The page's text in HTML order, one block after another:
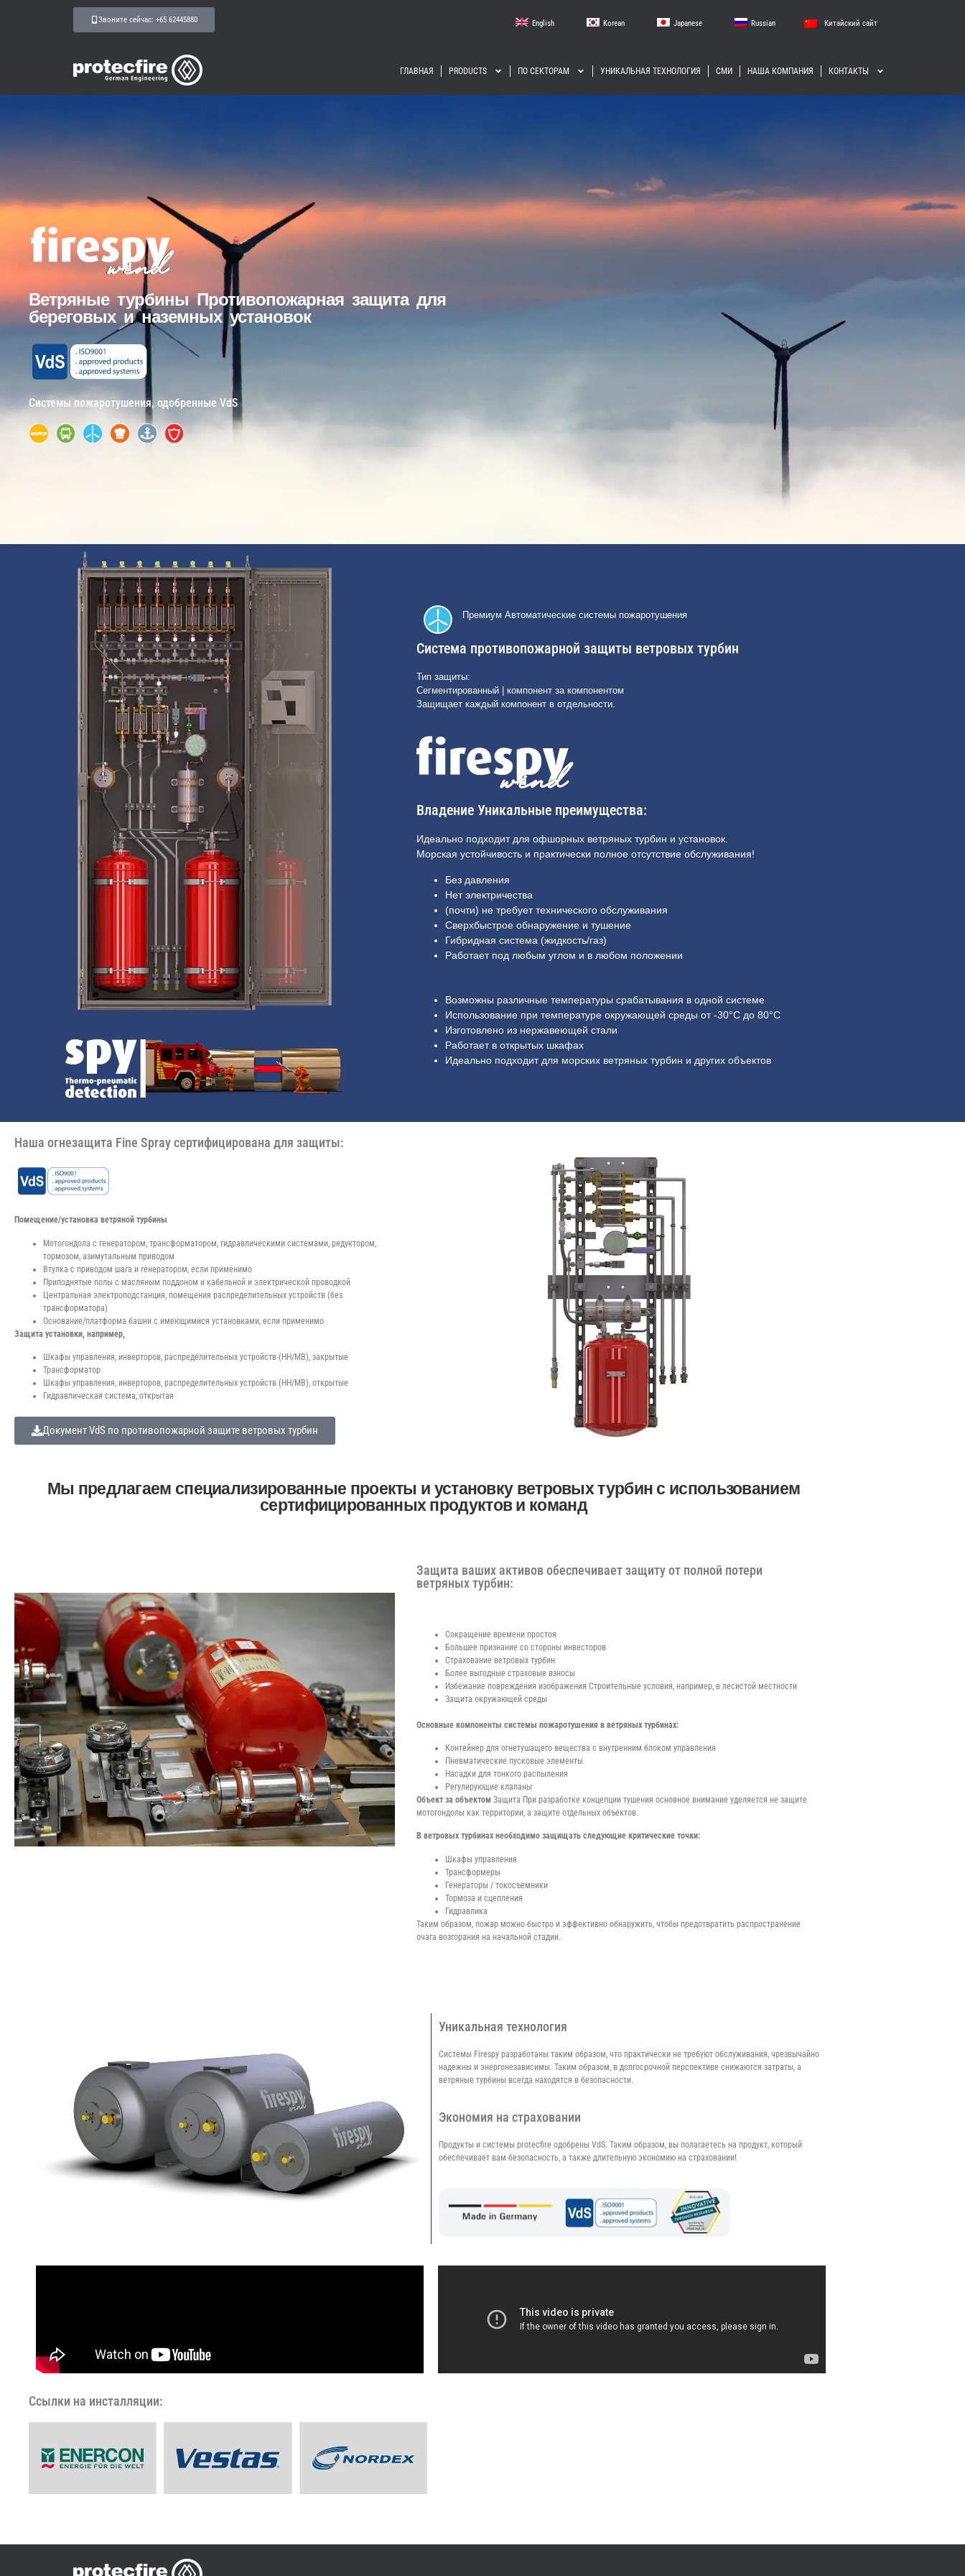
Звоните сейчас: +65 62445880 English Korean Japanese Russian Китайский сайт
ГЛАВНАЯ PRODUCTS ПО СЕКТОРАМ УНИКАЛЬНАЯ ТЕХНОЛОГИЯ СМИ НАША КОМПАНИЯ КОНТАКТЫ
Ветряные турбины Противопожарная защита для
береговых и наземных установок
Системы пожаротушения, одобренные VdS
Премиум Автоматические системы пожаротушения
Система противопожарной защиты ветровых турбин
Тип защиты:
Сегментированный | компонент за компонентом
Защищает каждый компонент в отдельности.
Владение Уникальные преимущества:
Идеально подходит для офшорных ветряных турбин и установок.
Морская устойчивость и практически полное отсутствие обслуживания!
Без давления
Нет электричества
(почти) не требует технического обслуживания
Сверхбыстрое обнаружение и тушение
Гибридная система (жидкость/газ)
Работает под любым углом и в любом положении
Возможны различные температуры срабатывания в одной системе
Использование при температуре окружающей среды от -30°C до 80°C
Изготовлено из нержавеющей стали
Работает в открытых шкафах
Идеально подходит для морских ветряных турбин и других объектов
Наша огнезащита Fine Spray сертифицирована для защиты:
Помещение/установка ветряной турбины
Мотогондола с генератором, трансформатором, гидравлическими системами, редуктором,
тормозом, азимутальным приводом
Втулка с приводом шага и генератором, если применимо
Приподнятые полы с масляным поддоном и кабельной и электрической проводкой
Центральная электроподстанция, помещения распределительных устройств (без
трансформатора)
Основание/платформа башни с имеющимися установками, если применимо
Защита установки, например,
Шкафы управления, инверторов, распределительных устройств (НН/МВ), закрытые
Трансформатор
Шкафы управления, инверторов, распределительных устройств (НН/МВ), открытые
Гидравлическая система, открытая
Документ VdS по противопожарной защите ветровых турбин
Мы предлагаем специализированные проекты и установку ветровых турбин с использованием
сертифицированных продуктов и команд
Защита ваших активов обеспечивает защиту от полной потери
ветряных турбин:
Сокращение времени простоя
Большее признание со стороны инвесторов
Страхование ветровых турбин
Более выгодные страховые взносы
Избежание повреждения изображения Строительные условия, например, в лесистой местности
Защита окружающей среды
Основные компоненты системы пожаротушения в ветряных турбинах:
Контейнер для огнетушащего вещества с внутренним блоком управления
Пневматические пусковые элементы
Насадки для тонкого распыления
Регулирующие клапаны
Объект за объектом Защита При разработке концепции тушения основное внимание уделяется не защите
мотогондолы как территории, а защите отдельных объектов.
В ветровых турбинах необходимо защищать следующие критические точки:
Шкафы управления
Трансформеры
Генераторы / токосъемники
Тормоза и сцепления
Гидравлика
Таким образом, пожар можно быстро и эффективно обнаружить, чтобы предотвратить распространение
очага возгорания на начальной стадии.
Уникальная технология
Системы Firespy разработаны таким образом, что практически не требуют обслуживания, чрезвычайно
надежны и энергонезависимы. Таким образом, в долгосрочной перспективе снижаются затраты, а
ветряные турбины всегда находятся в безопасности.
Экономия на страховании
Продукты и системы protecfire одобрены VdS. Таким образом, вы полагаетесь на продукт, который
обеспечивает вам безопасность, а также длительную экономию на страховании!
Ссылки на инсталляции: